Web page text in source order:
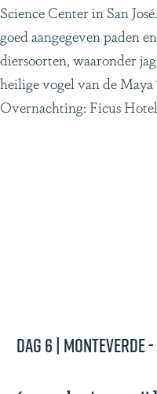
Science Center in San
goed aangegeven paden
diersoorten, waaronder
heilige vogel van de
Overnachting: Ficus
Dag 6 | Monteverde